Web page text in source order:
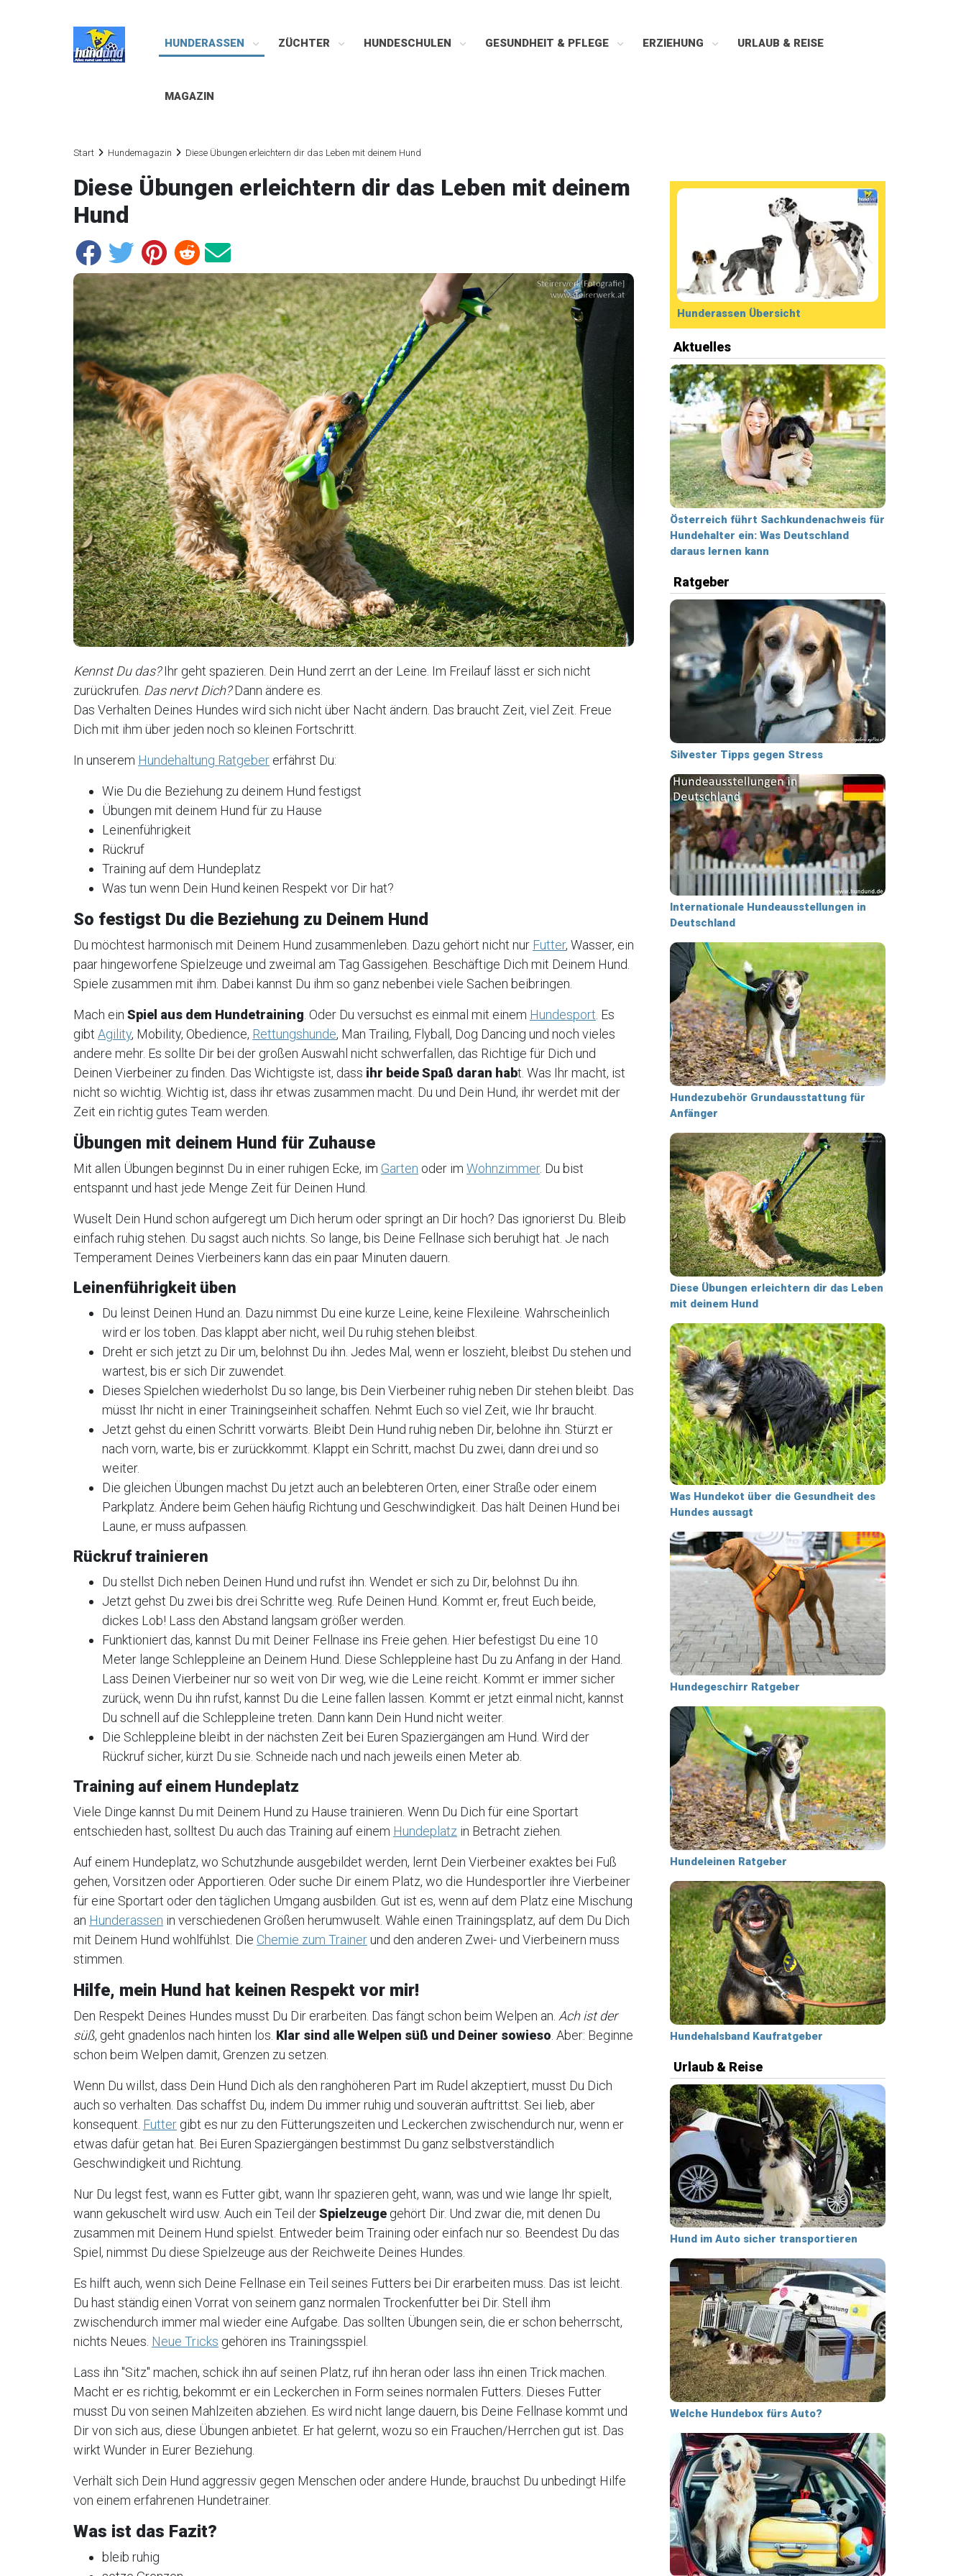
HUNDERASSEN ZÜCHTER HUNDESCHULEN GESUNDHEIT & PFLEGE ERZIEHUNG URLAUB & REISE
MAGAZIN
Start Hundemagazin Diese Übungen erleichtern dir das Leben mit deinem Hund
Diese Übungen erleichtern dir das Leben mit deinem
Hund
Kennst Du das?Ihr geht spazieren. Dein Hund zerrt an der Leine. Im Freilauf lässt er sich nicht
zurückrufen. Das nervt Dich?Dann ändere es.
Das Verhalten Deines Hundes wird sich nicht über Nacht ändern. Das braucht Zeit, viel Zeit. Freue
Dich mit ihm über jeden noch so kleinen Fortschritt.
In unserem Hundehaltung Ratgeber erfährst Du:
Wie Du die Beziehung zu deinem Hund festigst
Übungen mit deinem Hund für zu Hause
Leinenführigkeit
Rückruf
Training auf dem Hundeplatz
Was tun wenn Dein Hund keinen Respekt vor Dir hat?
So festigst Du die Beziehung zu Deinem Hund
Du möchtest harmonisch mit Deinem Hund zusammenleben. Dazu gehört nicht nur Futter, Wasser, ein
paar hingeworfene Spielzeuge und zweimal am Tag Gassigehen. Beschäftige Dich mit Deinem Hund.
Spiele zusammen mit ihm. Dabei kannst Du ihm so ganz nebenbei viele Sachen beibringen.
Mach ein Spiel aus dem Hundetraining . Oder Du versuchst es einmal mit einem Hundesport . Es
gibt Agility, Mobility, Obedience, Rettungshunde, Man Trailing, Flyball, Dog Dancing und noch vieles
andere mehr. Es sollte Dir bei der großen Auswahl nicht schwerfallen, das Richtige für Dich und
Deinen Vierbeiner zu finden. Das Wichtigste ist, dass ihr beide Spaß daran habt. Was Ihr macht, ist
nicht so wichtig. Wichtig ist, dass ihr etwas zusammen macht. Du und Dein Hund, ihr werdet mit der
Zeit ein richtig gutes Team werden.
Übungen mit deinem Hund für Zuhause
Mit allen Übungen beginnst Du in einer ruhigen Ecke, im Garten oder im Wohnzimmer. Du bist
entspannt und hast jede Menge Zeit für Deinen Hund.
Wuselt Dein Hund schon aufgeregt um Dich herum oder springt an Dir hoch? Das ignorierst Du. Bleib
einfach ruhig stehen. Du sagst auch nichts. So lange, bis Deine Fellnase sich beruhigt hat. Je nach
Temperament Deines Vierbeiners kann das ein paar Minuten dauern.
Leinenführigkeit üben
Du leinst Deinen Hund an. Dazu nimmst Du eine kurze Leine, keine Flexileine. Wahrscheinlich
wird er los toben. Das klappt aber nicht, weil Du ruhig stehen bleibst.
Dreht er sich jetzt zu Dir um, belohnst Du ihn. Jedes Mal, wenn er loszieht, bleibst Du stehen und
wartest, bis er sich Dir zuwendet.
Dieses Spielchen wiederholst Du so lange, bis Dein Vierbeiner ruhig neben Dir stehen bleibt. Das
müsst Ihr nicht in einer Trainingseinheit schaffen. Nehmt Euch so viel Zeit, wie Ihr braucht.
Jetzt gehst du einen Schritt vorwärts. Bleibt Dein Hund ruhig neben Dir, belohne ihn. Stürzt er
nach vorn, warte, bis er zurückkommt. Klappt ein Schritt, machst Du zwei, dann drei und so
weiter.
Die gleichen Übungen machst Du jetzt auch an belebteren Orten, einer Straße oder einem
Parkplatz. Ändere beim Gehen häufig Richtung und Geschwindigkeit. Das hält Deinen Hund bei
Laune, er muss aufpassen.
Rückruf trainieren
Du stellst Dich neben Deinen Hund und rufst ihn. Wendet er sich zu Dir, belohnst Du ihn.
Jetzt gehst Du zwei bis drei Schritte weg. Rufe Deinen Hund. Kommt er, freut Euch beide,
dickes Lob! Lass den Abstand langsam größer werden.
Funktioniert das, kannst Du mit Deiner Fellnase ins Freie gehen. Hier befestigst Du eine 10
Meter lange Schleppleine an Deinem Hund. Diese Schleppleine hast Du zu Anfang in der Hand.
Lass Deinen Vierbeiner nur so weit von Dir weg, wie die Leine reicht. Kommt er immer sicher
zurück, wenn Du ihn rufst, kannst Du die Leine fallen lassen. Kommt er jetzt einmal nicht, kannst
Du schnell auf die Schleppleine treten. Dann kann Dein Hund nicht weiter.
Die Schleppleine bleibt in der nächsten Zeit bei Euren Spaziergängen am Hund. Wird der
Rückruf sicher, kürzt Du sie. Schneide nach und nach jeweils einen Meter ab.
Training auf einem Hundeplatz
Viele Dinge kannst Du mit Deinem Hund zu Hause trainieren. Wenn Du Dich für eine Sportart
entschieden hast, solltest Du auch das Training auf einem Hundeplatz in Betracht ziehen.
Auf einem Hundeplatz, wo Schutzhunde ausgebildet werden, lernt Dein Vierbeiner exaktes bei Fuß
gehen, Vorsitzen oder Apportieren. Oder suche Dir einem Platz, wo die Hundesportler ihre Vierbeiner
für eine Sportart oder den täglichen Umgang ausbilden. Gut ist es, wenn auf dem Platz eine Mischung
an Hunderassen in verschiedenen Größen herumwuselt. Wähle einen Trainingsplatz, auf dem Du Dich
mit Deinem Hund wohlfühlst. Die Chemie zum Trainerund den anderen Zwei- und Vierbeinern muss
stimmen.
Hilfe, mein Hund hat keinen Respekt vor mir!
Den Respekt Deines Hundes musst Du Dir erarbeiten. Das fängt schon beim Welpen an. Ach ist der
süß, geht gnadenlos nach hinten los. Klar sind alle Welpen süß und Deiner sowieso . Aber: Beginne
schon beim Welpen damit, Grenzen zu setzen.
Wenn Du willst, dass Dein Hund Dich als den ranghöheren Part im Rudel akzeptiert, musst Du Dich
auch so verhalten. Das schaffst Du, indem Du immer ruhig und souverän auftrittst. Sei lieb, aber
konsequent. Futter gibt es nur zu den Fütterungszeiten und Leckerchen zwischendurch nur, wenn er
etwas dafür getan hat. Bei Euren Spaziergängen bestimmst Du ganz selbstverständlich
Geschwindigkeit und Richtung.
Nur Du legst fest, wann es Futter gibt, wann Ihr spazieren geht, wann, was und wie lange Ihr spielt,
wann gekuschelt wird usw. Auch ein Teil derSpielzeuge gehört Dir. Und zwar die, mit denen Du
zusammen mit Deinem Hund spielst. Entweder beim Training oder einfach nur so. Beendest Du das
Spiel, nimmst Du diese Spielzeuge aus der Reichweite Deines Hundes.
Es hilft auch, wenn sich Deine Fellnase ein Teil seines Futters bei Dir erarbeiten muss. Das ist leicht.
Du hast ständig einen Vorrat von seinem ganz normalen Trockenfutter bei Dir. Stell ihm
zwischendurch immer mal wieder eine Aufgabe. Das sollten Übungen sein, die er schon beherrscht,
nichts Neues. Neue Tricks gehören ins Trainingsspiel.
Lass ihn "Sitz" machen, schick ihn auf seinen Platz, ruf ihn heran oder lass ihn einen Trick machen.
Macht er es richtig, bekommt er ein Leckerchen in Form seines normalen Futters. Dieses Futter
musst Du von seinen Mahlzeiten abziehen. Es wird nicht lange dauern, bis Deine Fellnase kommt und
Dir von sich aus, diese Übungen anbietet. Er hat gelernt, wozu so ein Frauchen/Herrchen gut ist. Das
wirkt Wunder in Eurer Beziehung.
Verhält sich Dein Hund aggressiv gegen Menschen oder andere Hunde, brauchst Du unbedingt Hilfe
von einem erfahrenen Hundetrainer.
Was ist das Fazit?
bleib ruhig
Hunderassen Übersicht
Aktuelles
Österreich führt Sachkundenachweis für
Hundehalter ein: Was Deutschland
daraus lernen kann
Ratgeber
Silvester Tipps gegen Stress
Internationale Hundeausstellungen in
Deutschland
Hundezubehör Grundausstattung für
Anfänger
Diese Übungen erleichtern dir das Leben
mit deinem Hund
Was Hundekot über die Gesundheit des
Hundes aussagt
Hundegeschirr Ratgeber
Hundeleinen Ratgeber
Hundehalsband Kaufratgeber
Urlaub & Reise
Hund im Auto sicher transportieren
Welche Hundebox fürs Auto?